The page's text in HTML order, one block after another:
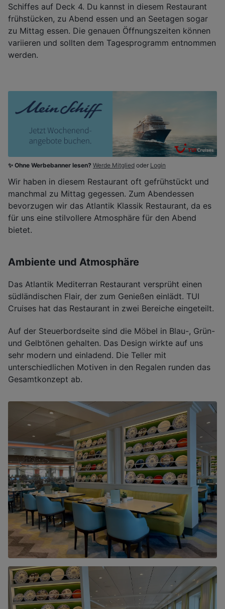
Schiffes auf Deck 4. Du kannst in diesem Restaurant
frühstücken, zu Abend essen und an Seetagen sogar
zu Mittag essen. Die genauen Öffnungszeiten können
variieren und sollten dem Tagesprogramm entnommen
werden.
✨ Ohne Werbebanner lesen? Werde Mitglied oder Login
Wir haben in diesem Restaurant oft gefrühstückt und
manchmal zu Mittag gegessen. Zum Abendessen
bevorzugen wir das Atlantik Klassik Restaurant, da es
für uns eine stilvollere Atmosphäre für den Abend
bietet.
Ambiente und Atmosphäre
Das Atlantik Mediterran Restaurant versprüht einen
südländischen Flair, der zum Genießen einlädt. TUI
Cruises hat das Restaurant in zwei Bereiche eingeteilt.
Auf der Steuerbordseite sind die Möbel in Blau-, Grün-
und Gelbtönen gehalten. Das Design wirkte auf uns
sehr modern und einladend. Die Teller mit
unterschiedlichen Motiven in den Regalen runden das
Gesamtkonzept ab.